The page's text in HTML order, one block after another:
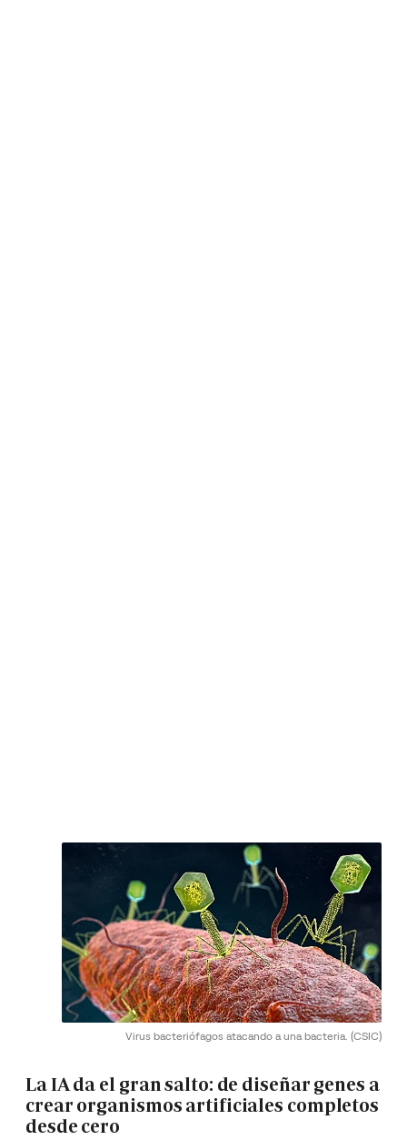
Virus bacteriófagos atacando a una bacteria. (CSIC)
La IA da el gran salto: de diseñar genes a
crear organismos artificiales completos
desde cero